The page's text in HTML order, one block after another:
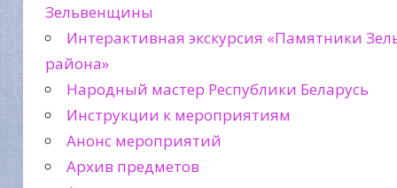
Зельвенщины
Интерактивная экскурсия «Памятники
района»
Народный мастер Республики Беларусь
Инструкции к мероприятиям
Анонс мероприятий
Архив предметов